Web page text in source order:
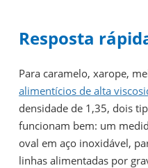
Resposta
Para caramelo, xarope,
alimentícios de alta
densidade de 1,35, dois
funcionam bem: um
oval em aço inoxidável,
linhas alimentadas por